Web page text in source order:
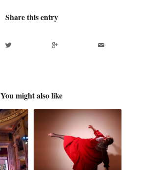
Share this entry
You might also like